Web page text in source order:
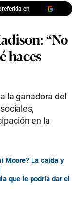
en
“No
haces
la ganadora del
en la
Moore? La caída y
que le podría dar el